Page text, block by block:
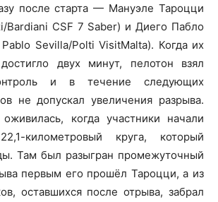
после старта — Мануэле Тароцци
Bardiani CSF 7 Saber) и Диего Пабло
Sevilla/Polti VisitMalta). Когда их
двух минут, пелотон взял
и в течение следующих
не допускал увеличения разрыва.
когда участники начали
километровый круга, который
Там был разыгран промежуточный
первым его прошёл Тароцци, а из
оставшихся после отрыва, забрал